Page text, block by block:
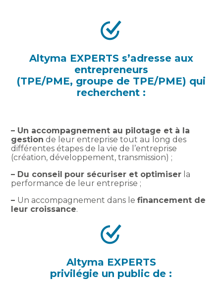
Altyma EXPERTS s’adresse aux
entrepreneurs
(TPE/PME, groupe de TPE/PME) qui
recherchent :
– Un accompagnement au pilotage et à la
gestion de leur entreprise tout au long des
différentes étapes de la vie de l’entreprise
(création, développement, transmission) ;
– Du conseil pour sécuriser et optimiser la
performance de leur entreprise ;
– Un accompagnement dans lefinancement de
leur croissance.
Altyma EXPERTS
privilégie un public de :